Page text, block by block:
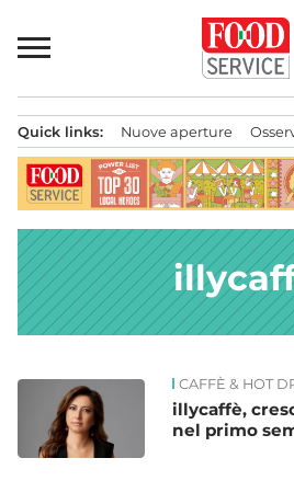
al
contenuto
principale
Quick links: Nuove aperture
News CAFFÈ & HOT
illycaffè,
nel primo